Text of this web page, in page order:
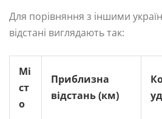
Для порівняння з іншими
відстані виглядають так:
Мі
ст
о
Приблизна
відстань (км)